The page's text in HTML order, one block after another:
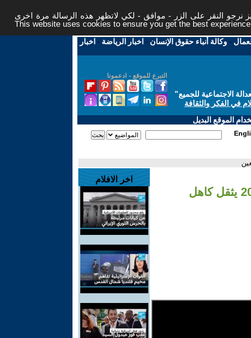
نرجو النقر على الزر - موافق - لكي لاتظهر هذه الرسالة مرة اخرى -
This website uses cookies to ensure you get the best
-وكالة أنباء حقوق الإنسان - اخبار الرياضة - اخبار
التبرع للموقع - ادعمونا
الاجتماعية للجميع"
في الفكر والثقافة
الموقع البديل
- بين الشغف والتكلفة: كأس العالم 2026 يثقل كاهل
اخر الافلام